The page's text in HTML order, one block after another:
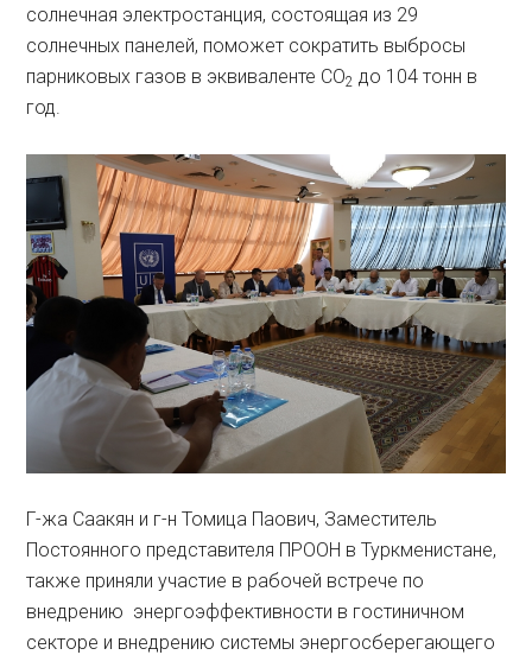
солнечная электростанция, состоящая из 29
солнечных панелей, поможет сократить выбросы
парниковых газов в эквиваленте CO2 до 104 тонн в
год.
Г-жа Саакян и г-н Томица Паович, Заместитель
Постоянного представителя ПРООН в Туркменистане,
также приняли участие в рабочей встрече по
внедрению энергоэффективности в гостиничном
секторе и внедрению системы энергосберегающего